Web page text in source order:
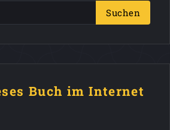
Suchen
Buch im Internet